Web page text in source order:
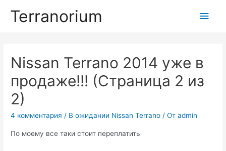
Terranorium
Nissan Terrano 2014 уже в
продаже!!! (Страница 2 из
2)
4 комментария / В ожидании Nissan Terrano / От admin
По моему все таки стоит переплатить